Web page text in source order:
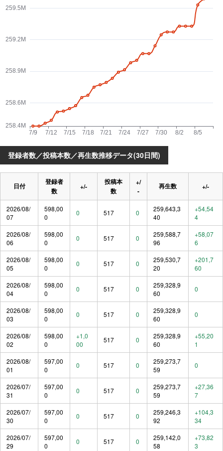
登録者数／投稿本数／再生数推移データ(30日間)
日付
登録者
数
+/-
投稿本
数
+/
-
再生数 +/-
2026/08/
07
598,00
0
0 517 0
259,643,3
40
+54,54
4
2026/08/
06
598,00
0
0 517 0
259,588,7
96
+58,07
6
2026/08/
05
598,00
0
0 517 0
259,530,7
20
+201,7
60
2026/08/
04
598,00
0
0 517 0
259,328,9
60
0
2026/08/
03
598,00
0
0 517 0
259,328,9
60
0
2026/08/
02
598,00
0
+1,0
00
517 0
259,328,9
60
+55,20
1
2026/08/
01
597,00
0
0 517 0
259,273,7
59
0
2026/07/
31
597,00
0
0 517 0
259,273,7
59
+27,36
7
2026/07/
30
597,00
0
0 517 0
259,246,3
92
+104,3
34
2026/07/
29
597,00
0
0 517 0
259,142,0
58
+73,82
3